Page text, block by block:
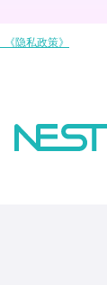
《隐私政策》